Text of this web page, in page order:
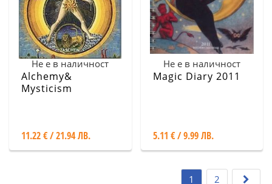
Не е в наличност
Alchemy&
Mysticism
11.22 € / 21.94 ЛВ.
Не е в наличност
Magic Diary 2011
5.11 € / 9.99 ЛВ.
1 2